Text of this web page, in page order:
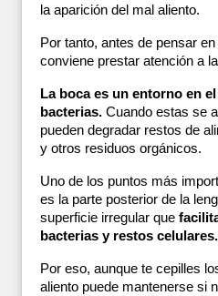
la aparición del mal aliento.
Por tanto, antes de pensar
conviene prestar atención a
La boca es un entorno en
bacterias. Cuando estas se
pueden degradar restos de
y otros residuos orgánicos.
Uno de los puntos más
es la parte posterior de la
superficie irregular que
bacterias y restos celulares.
Por eso, aunque te cepilles
aliento puede mantenerse si